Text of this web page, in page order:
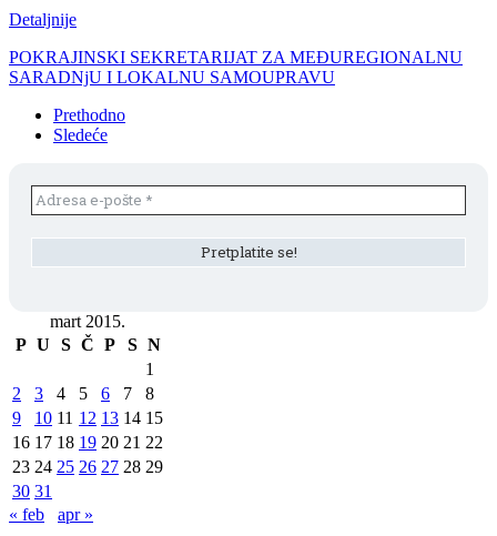
Detaljnije
POKRAJINSKI SEKRETARIJAT ZA MEĐUREGIONALNU
SARADNjU I LOKALNU SAMOUPRAVU
Prethodno
Sledeće
mart 2015.
P U S Č P S N
1
2
3 4 5 6 7
8
9
10 11 12 13 14 15
16 17 18 19 20 21 22
23 24 25 26 27 28 29
30 31
« feb
apr »